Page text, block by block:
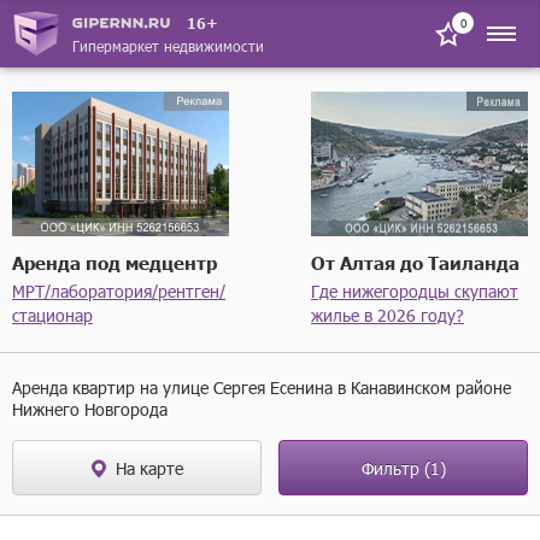
16+
Гипермаркет недвижимости
0
Аренда под медцентр
МРТ/лаборатория/рентген/
стационар
От Алтая до Таиланда
Где нижегородцы скупают
жилье в 2026 году?
Аренда квартир на улице Сергея Есенина в Канавинском районе
Нижнего Новгорода
На карте Фильтр(1)
не последний
Высота потолков
Ремонт
Балкон
Тип санузла